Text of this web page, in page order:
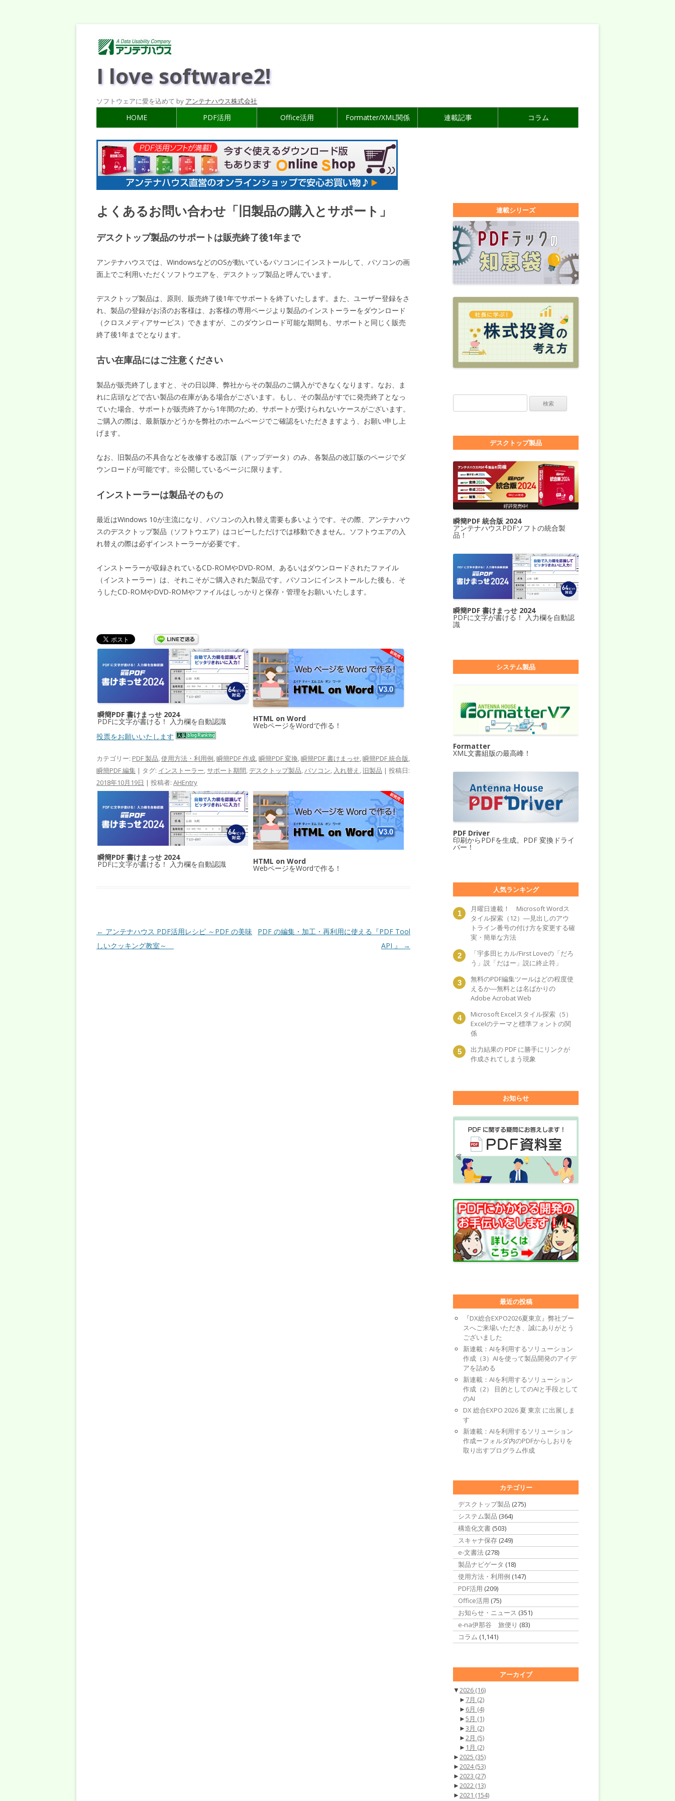
I love software2!
ソフトウェアに愛を込めて by アンテナハウス株式会社
HOME PDF活用 Office活用 Formatter/XML関係 連載記事 コラム
よくあるお問い合わせ「旧製品の購入とサポート」
デスクトップ製品のサポートは販売終了後1年まで
アンテナハウスでは、WindowsなどのOSが動いているパソコンにインストールして、パソコンの画
面上でご利用いただくソフトウエアを、デスクトップ製品と呼んでいます。
デスクトップ製品は、原則、販売終了後1年でサポートを終了いたします。また、ユーザー登録をさ
れ、製品の登録がお済のお客様は、お客様の専用ページより製品のインストーラーをダウンロード
（クロスメディアサービス）できますが、このダウンロード可能な期間も、サポートと同じく販売
終了後1年までとなります。
古い在庫品にはご注意ください
製品が販売終了しますと、その日以降、弊社からその製品のご購入ができなくなります。なお、ま
れに店頭などで古い製品の在庫がある場合がございます。もし、その製品がすでに発売終了となっ
ていた場合、サポートが販売終了から1年間のため、サポートが受けられないケースがございます。
ご購入の際は、最新版かどうかを弊社のホームページでご確認をいただきますよう、お願い申し上
げます。
なお、旧製品の不具合などを改修する改訂版（アップデータ）のみ、各製品の改訂版のページでダ
ウンロードが可能です。※公開しているページに限ります。
インストーラーは製品そのもの
最近はWindows 10が主流になり、パソコンの入れ替え需要も多いようです。その際、アンテナハウ
スのデスクトップ製品（ソフトウエア）はコピーしただけでは移動できません。ソフトウエアの入
れ替えの際は必ずインストーラーが必要です。
インストーラーが収録されているCD-ROMやDVD-ROM、あるいはダウンロードされたファイル
（インストーラー）は、それこそがご購入された製品です。パソコンにインストールした後も、そ
うしたCD-ROMやDVD-ROMやファイルはしっかりと保存・管理をお願いいたします。
瞬簡PDF 書けまっせ 2024
PDFに文字が書ける！ 入力欄を自動認識 HTML on Word
WebページをWordで作る！
投票をお願いいたします
カテゴリー: PDF 製品,使用方法・利用例,瞬簡PDF 作成,瞬簡PDF 変換,瞬簡PDF 書けまっせ,瞬簡PDF 統合版,
瞬簡PDF 編集 | タグ: インストーラー,サポート期間, デスクトップ製品,パソコン, 入れ替え , 旧製品 | 投稿日:
2018年10月19日 | 投稿者: AHEntry
瞬簡PDF 書けまっせ 2024
PDFに文字が書ける！ 入力欄を自動認識 HTML on Word
WebページをWordで作る！
投稿ナビゲーション
← アンテナハウス PDF活用レシピ ～PDF の美味
しいクッキング教室～
PDF の編集・加工・再利用に使える『PDF Tool
API 』
→
連載シリーズ
デスクトップ製品
瞬簡PDF 統合版 2024
アンテナハウスPDFソフトの統合製
品！
瞬簡PDF 書けまっせ 2024
PDFに文字が書ける！ 入力欄を自動認
識
システム製品
Formatter
XML文書組版の最高峰！
PDF Driver
印刷からPDFを生成。PDF 変換ドライ
バー！
人気ランキング
月曜日連載！ Microsoft Wordス
タイル探索（12）―見出しのアウ
トライン番号の付け方を変更する確
実・簡単な方法
「宇多田ヒカル/First Loveの「だろ
う」説「だはー」説に終止符」
無料のPDF編集ツールはどの程度使
えるか―無料とは名ばかりの
Adobe Acrobat Web
Microsoft Excelスタイル探索（5）
Excelのテーマと標準フォントの関
係
出力結果の PDF に勝手にリンクが
作成されてしまう現象
お知らせ
最近の投稿
『DX総合EXPO2026夏東京』弊社ブー
スへご来場いただき、誠にありがとう
ございました
新連載：AIを利用するソリューション
作成（3）AIを使って製品開発のアイデ
アを詰める
新連載：AIを利用するソリューション
作成（2） 目的としてのAIと手段として
のAI
DX 総合EXPO 2026 夏 東京 に出展しま
す
新連載：AIを利用するソリューション
作成ーフォルダ内のPDFからしおりを
取り出すプログラム作成
カテゴリー
デスクトップ製品 (275)
システム製品 (364)
構造化文書 (503)
スキャナ保存 (249)
e-文書法 (278)
製品ナビゲータ (18)
使用方法・利用例 (147)
PDF活用 (209)
Office活用 (75)
お知らせ・ニュース (351)
e-na伊那谷 旅便り (83)
コラム (1,141)
アーカイブ
▼2026 (16)
► 7月 (2)
► 6月 (4)
►5月 (1)
►3月 (2)
►2月 (5)
► 1月 (2)
►2025 (35)
►2024(53)
►2023 (27)
►2022 (13)
►2021 (154)